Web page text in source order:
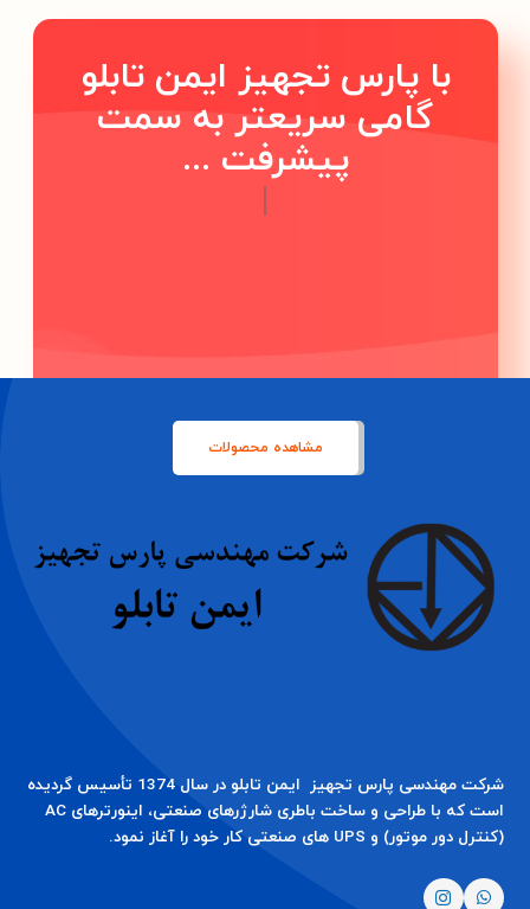
با پارس تجهیز ایمن تابلو
گامی سریعتر به سمت
پیشرفت ...
|
مشاهده محصولات
شرکت مهندسی پارس تجهیز ایمن تابلو در سال 1374 تأسیس گردیده
است که با طراحی و ساخت باطری شارژرهای صنعتی، اینورترهای AC
(کنترل دور موتور) و UPS های صنعتی کار خود را آغاز نمود.